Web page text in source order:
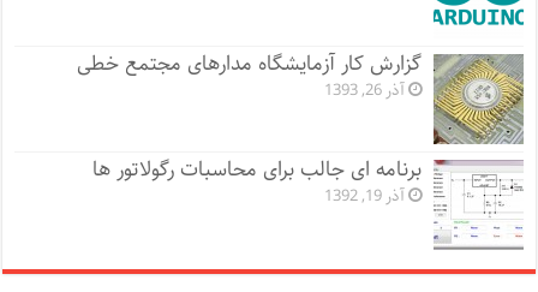
گزارش کار آزمایشگاه مدارهای مجتمع خطی
آذر 26, 1393
برنامه ای جالب برای محاسبات رگولاتور ها
آذر 19, 1392